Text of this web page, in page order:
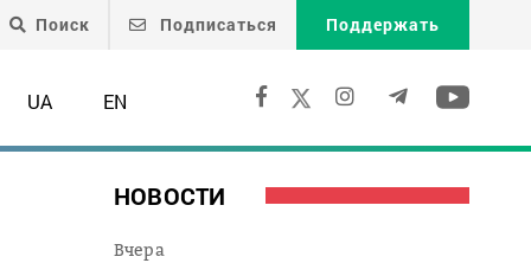
Поиск Подписаться Поддержать
UA EN
НОВОСТИ
Вчера